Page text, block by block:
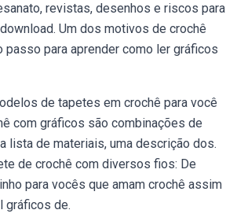
revistas, desenhos e riscos para
Um dos motivos de crochê
para aprender como ler gráficos
de tapetes em crochê para você
com gráficos são combinações de
lista de materiais, uma descrição dos.
de crochê com diversos fios: De
para vocês que amam crochê assim
gráficos de.